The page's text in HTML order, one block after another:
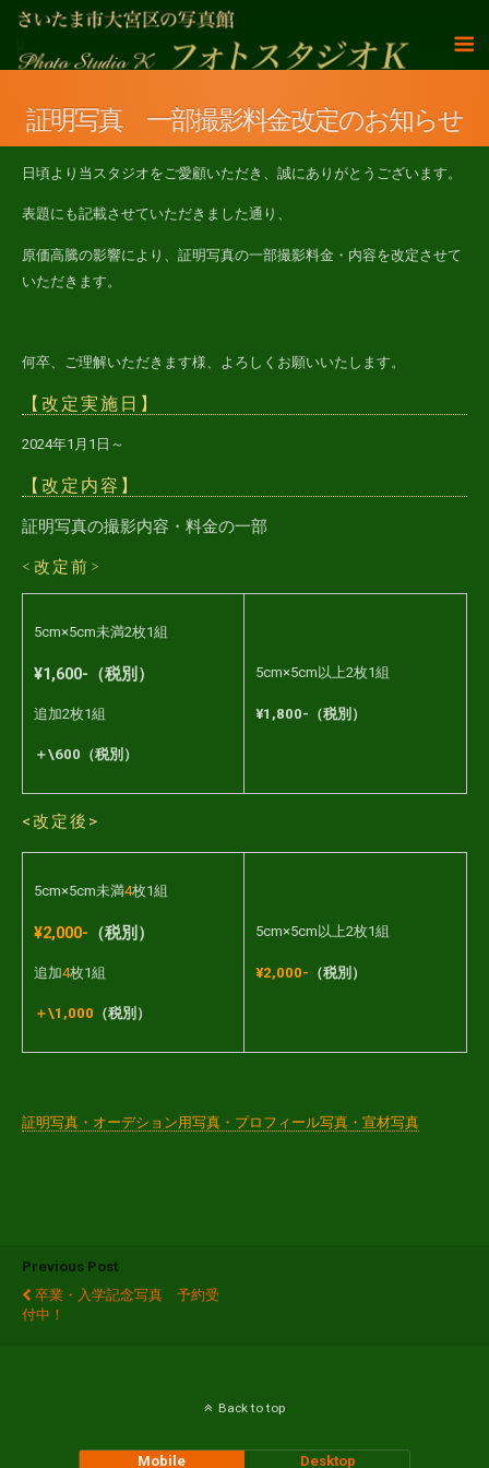
証明写真 一部撮影料金改定のお知らせ
日頃より当スタジオをご愛顧いただき、誠にありがとうございます。
表題にも記載させていただきました通り、
原価高騰の影響により、証明写真の一部撮影料金・内容を改定させて
いただきます。
何卒、ご理解いただきます様、よろしくお願いいたします。
【改定実施日】
2024年1月1日～
【改定内容】
証明写真の撮影内容・料金の一部
<改定前>
5cm×5cm未満2枚1組
¥1,600-（税別）
追加2枚1組
＋\600（税別）
5cm×5cm以上2枚1組
¥1,800-（税別）
<改定後>
5cm×5cm未満4枚1組
¥2,000- （税別）
追加4枚1組
＋\1,000 （税別）
5cm×5cm以上2枚1組
¥2,000- （税別）
証明写真・オーデション用写真・プロフィール写真・宣材写真
Previous Post
卒業・入学記念写真 予約受
付中！
Back to top
Mobile Desktop